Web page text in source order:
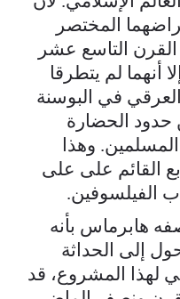
المختصر
القرن التاسع عشر
أنهما لم يتطرقا
في البوسنة
الحضارة
وهذا
القائم على على
الفيلسوفين.
هابرماس بأنه
إلى الحداثة
لهذا المشروع، قد